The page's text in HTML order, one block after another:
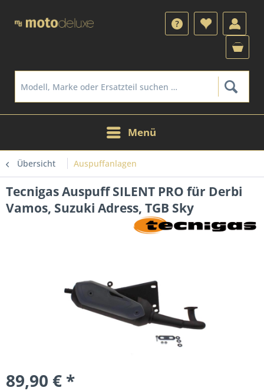
Menü
Übersicht Auspuffanlagen
Tecnigas Auspuff SILENT PRO für Derbi
Vamos, Suzuki Adress, TGB Sky
89,90 € *